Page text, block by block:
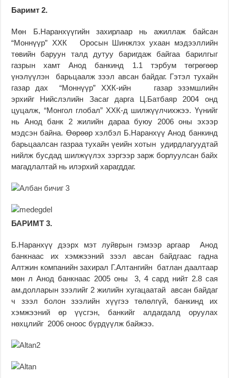
Баримт 2.
Мөн Б.Наранхүүгийн захирлаар нь ажиллаж байсан
“Моннүүр” ХХК Оросын Шинжлэх ухаан мэдээллийн
төвийн баруун талд дутуу баригдаж байгаа барилгыг
газрын хамт Анод банкинд 1.1 тэрбум төгрөгөөр
үнэлүүлэн барьцаалж зээл авсан байдаг. Гэтэл тухайн
газар дах “Моннүүр” ХХК-ийн газар эзэмшлийн
эрхийг Нийслэлийн Засаг дарга Ц.Батбаяр 2004 онд
цуцалж, “Монгол глобал” ХХК-д шилжүүлчихжээ. Үүнийг
нь Анод банк 2 жилийн дараа буюу 2006 оны эхээр
мэдсэн байна. Өөрөөр хэлбэл Б.Наранхүү Анод банкинд
барьцаалсан газраа тухайн үеийн хотын удирдлагуудтай
нийлж бусдад шилжүүлэх зэргээр зарж борлуулсан байх
магадлалтай нь илэрхий харагддаг.
БАРИМТ 3.
Б.Наранхүү дээрх мэт луйврын гэмээр аргаар Анод
банкнаас их хэмжээний зээл авсан байдгаас гадна
Алтжин компанийн захирал Г.Алтангийн батлан даалтаар
мөн л Анод банкнаас 2005 оны 3, 4 сард нийт 2.8 сая
ам.долларын зээлийг 2 жилийн хугацаатай авсан байдаг
ч зээл болон зээлийн хүүгээ төлөлгүй, банкинд их
хэмжээний өр үүсгэн, банкийг алдагдалд оруулах
нөхцлийг 2006 оноос бүрдүүлж байжээ.